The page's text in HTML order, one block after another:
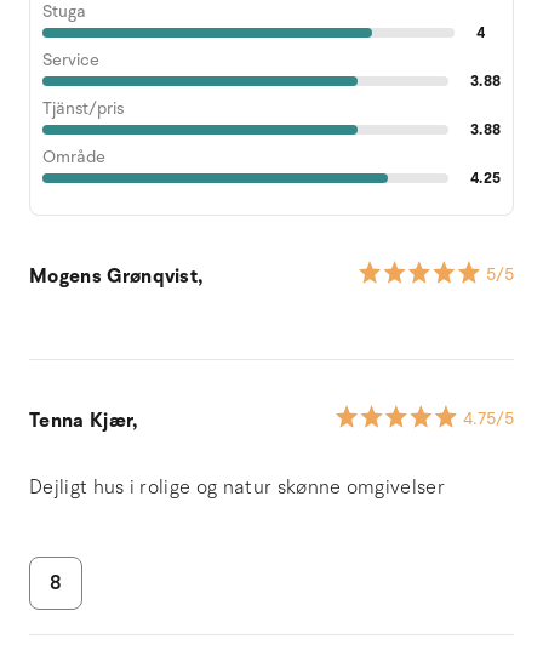
Stuga
4
Service
3.88
Tjänst/pris
3.88
Område
4.25
Mogens Grønqvist, 5/5
Tenna Kjær, 4.75/5
Dejligt hus i rolige og natur skønne omgivelser
8